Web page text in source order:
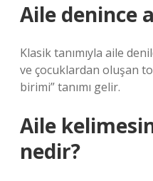
Aile denince
Klasik tanımıyla aile
ve çocuklardan oluşan
birimi” tanımı gelir.
Aile
nedir?